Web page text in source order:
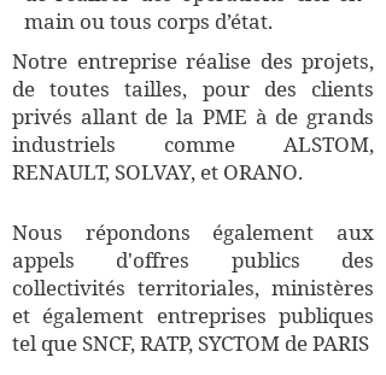
main ou tous corps d’état.
Notre entreprise réalise des projets,
de toutes tailles, pour des clients
privés allant de la PME à de grands
industriels comme ALSTOM,
RENAULT, SOLVAY, et ORANO.
Nous répondons également aux
appels d'offres publics des
collectivités territoriales, ministères
et également entreprises publiques
tel que SNCF, RATP, SYCTOM de PARIS